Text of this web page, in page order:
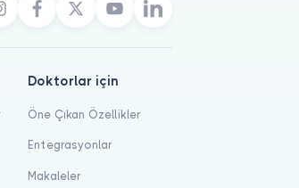
Doktorlar için
Öne Çıkan Özellikler
Entegrasyonlar
Makaleler